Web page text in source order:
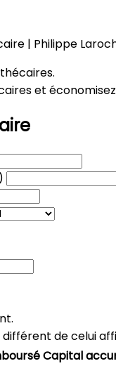
| Philippe
et
de celui
Capital